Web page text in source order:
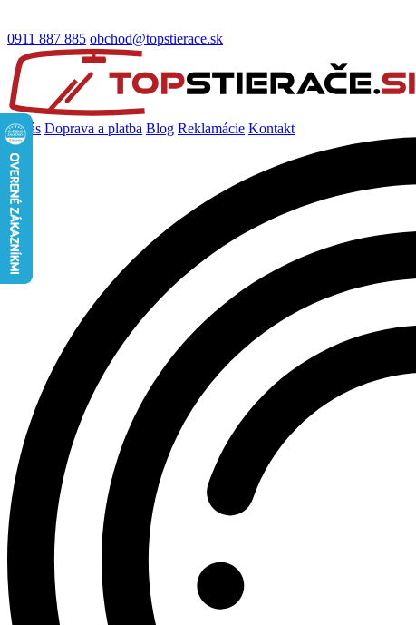
0911 887 885 obchod@topstierace.sk
O nás Doprava a platba Blog Reklamácie Kontakt